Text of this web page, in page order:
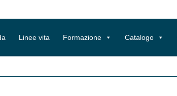
Linee vita Formazione Catalogo